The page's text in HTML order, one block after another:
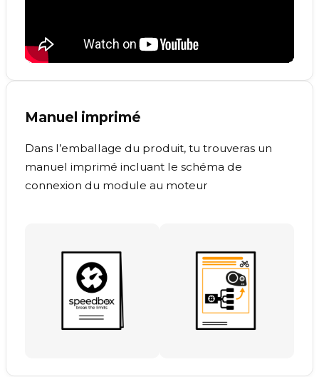
Manuel imprimé
Dans l’emballage du produit, tu trouveras un
manuel imprimé incluant le schéma de
connexion du module au moteur